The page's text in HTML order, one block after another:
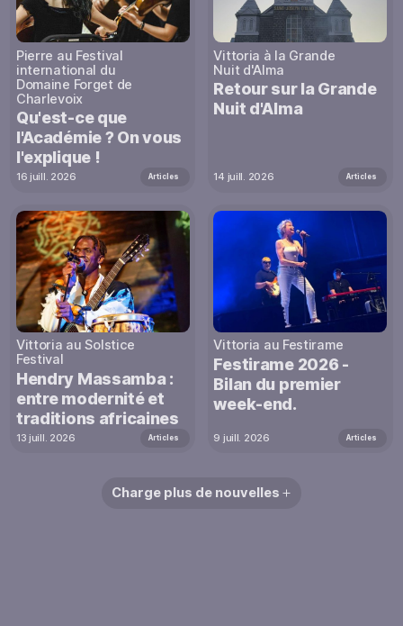
Pierre au Festival
international du
Domaine Forget de
Charlevoix
Qu'est-ce que
l'Académie ? On vous
l'explique !
16 juill. 2026 Articles
Vittoria à la Grande
Nuit d'Alma
Retour sur la Grande
Nuit d'Alma
14 juill. 2026 Articles
Vittoria au Solstice
Festival
Hendry Massamba :
entre modernité et
traditions africaines
13 juill. 2026 Articles
Vittoria au Festirame
Festirame 2026 -
Bilan du premier
week-end.
9 juill. 2026 Articles
Charge plus de nouvelles